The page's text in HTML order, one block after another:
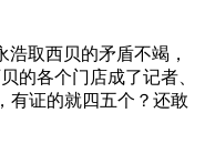
取西贝的矛盾不竭，
的各个门店成了记者、
有证的就四五个？还敢